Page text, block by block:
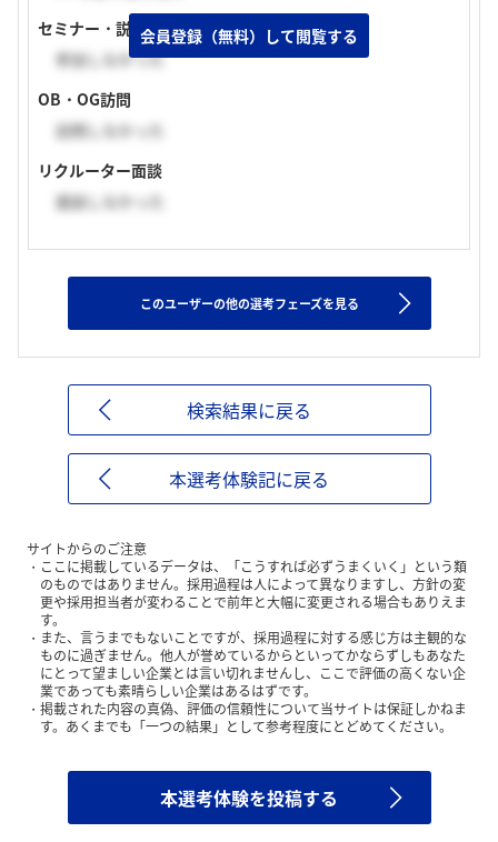
セミナー・説明会の参加
参加しなかった
OB・OG訪問
訪問しなかった
リクルーター面談
面談しなかった
会員登録（無料）して閲覧する
このユーザーの他の選考フェーズを見る
検索結果に戻る
本選考体験記に戻る
サイトからのご注意
ここに掲載しているデータは、「こうすれば必ずうまくいく」という類
のものではありません。採用過程は人によって異なりますし、方針の変
更や採用担当者が変わることで前年と大幅に変更される場合もありえま
す。
また、言うまでもないことですが、採用過程に対する感じ方は主観的な
ものに過ぎません。他人が誉めているからといってかならずしもあなた
にとって望ましい企業とは言い切れませんし、ここで評価の高くない企
業であっても素晴らしい企業はあるはずです。
掲載された内容の真偽、評価の信頼性について当サイトは保証しかねま
す。あくまでも「一つの結果」として参考程度にとどめてください。
本選考体験を投稿する